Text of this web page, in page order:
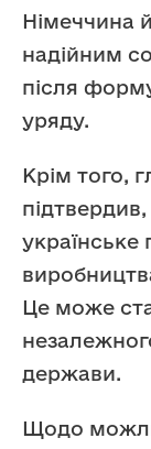
Німеччина
надійним
після
уряду.
Крім того,
українське
Це може
держави.
Щодо